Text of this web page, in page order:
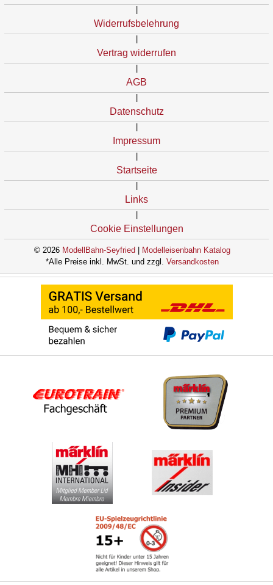
Widerrufsbelehrung
Vertrag widerrufen
AGB
Datenschutz
Impressum
Startseite
Links
Cookie Einstellungen
© 2026 ModellBahn-Seyfried
Modelleisenbahn Katalog
*Alle Preise inkl. MwSt. und zzgl. Versandkosten